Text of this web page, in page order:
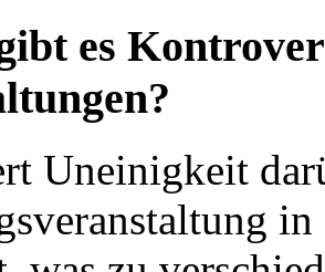
es
Uneinigkeit